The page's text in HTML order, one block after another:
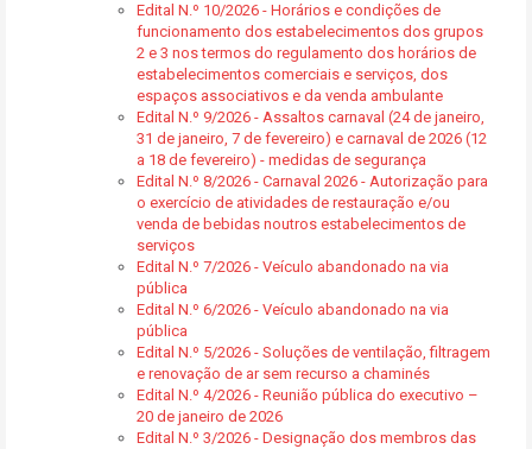
Edital N.º 10/2026 - Horários e condições de
funcionamento dos estabelecimentos dos grupos
2 e 3 nos termos do regulamento dos horários de
estabelecimentos comerciais e serviços, dos
espaços associativos e da venda ambulante
Edital N.º 9/2026 - Assaltos carnaval (24 de janeiro,
31 de janeiro, 7 de fevereiro) e carnaval de 2026 (12
a 18 de fevereiro) - medidas de segurança
Edital N.º 8/2026 - Carnaval 2026 - Autorização para
o exercício de atividades de restauração e/ou
venda de bebidas noutros estabelecimentos de
serviços
Edital N.º 7/2026 - Veículo abandonado na via
pública
Edital N.º 6/2026 - Veículo abandonado na via
pública
Edital N.º 5/2026 - Soluções de ventilação, filtragem
e renovação de ar sem recurso a chaminés
Edital N.º 4/2026 - Reunião pública do executivo –
20 de janeiro de 2026
Edital N.º 3/2026 - Designação dos membros das